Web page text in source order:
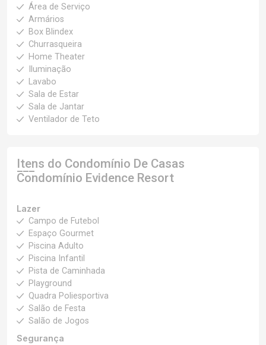
Área de Serviço
Armários
Box Blindex
Churrasqueira
Home Theater
Iluminação
Lavabo
Sala de Estar
Sala de Jantar
Ventilador de Teto
Itens do Condomínio De Casas
Condomínio Evidence Resort
Lazer
Campo de Futebol
Espaço Gourmet
Piscina Adulto
Piscina Infantil
Pista de Caminhada
Playground
Quadra Poliesportiva
Salão de Festa
Salão de Jogos
Segurança